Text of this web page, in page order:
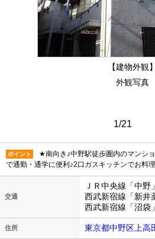
【建物外観】
外観写真
1/21
ポイント
★南向き♪中野駅徒歩圏内のマンシ
で通勤・通学に便利♪2口ガスキッチンでお料
交通
ＪＲ中央線「中
西武新宿線「新井
西武新宿線「沼袋
住所 東京都中野区上高